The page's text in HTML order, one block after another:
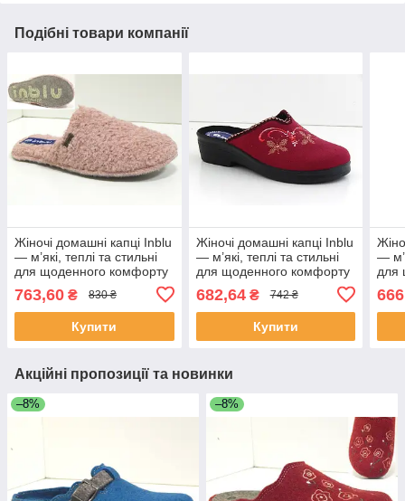
Подібні товари компанії
Жіночі домашні капці Inblu
— м’які, теплі та стильні
для щоденного комфорту
763,60 ₴ 830 ₴
Купити
Жіночі домашні капці Inblu
— м’які, теплі та стильні
для щоденного комфорту
682,64₴ 742 ₴
Купити
—
для
Акційні пропозиції та новинки
–8% –8%